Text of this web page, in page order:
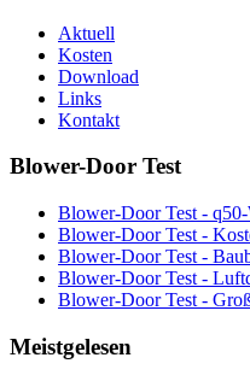
Aktuell
Kosten
Download
Links
Kontakt
Blower-Door Test
Blower-Door Test -
Blower-Door Test -
Blower-Door Test -
Blower-Door Test -
Blower-Door Test -
Meistgelesen